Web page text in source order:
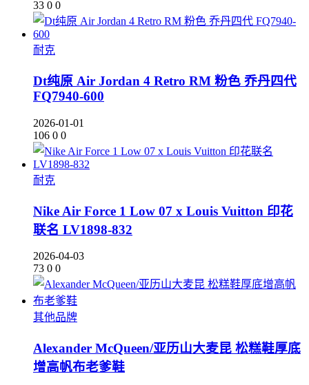
33 0 0
耐克
Dt纯原 Air Jordan 4 Retro RM 粉色 乔丹四代
FQ7940-600
2026-01-01
106 0 0
耐克
Nike Air Force 1 Low 07 x Louis Vuitton 印花
联名 LV1898-832
2026-04-03
73 0 0
其他品牌
Alexander McQueen/亚历山大麦昆 松糕鞋厚底
增高帆布老爹鞋